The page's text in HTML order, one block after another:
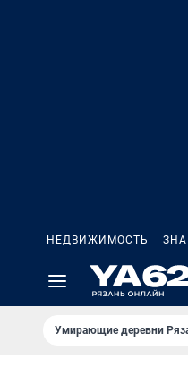
НЕДВИЖИМОСТЬ
Умирающие деревни